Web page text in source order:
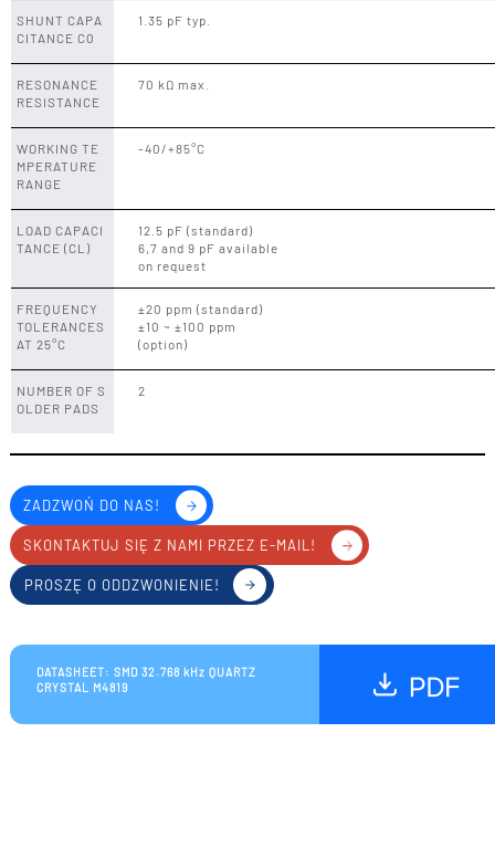
SHUNT CAPA
CITANCE C0
1.35 pF typ.
RESONANCE
RESISTANCE
70 kΩ max.
WORKING TE
MPERATURE
RANGE
-40/+85°C
LOAD CAPACI
TANCE (CL)
12.5 pF (standard)
6,7 and 9 pF available
on request
FREQUENCY
TOLERANCES
AT 25°C
±20 ppm (standard)
±10 ~ ±100 ppm
(option)
NUMBER OF S
OLDER PADS
2
ZADZWOŃ DO NAS!
SKONTAKTUJ SIĘ Z NAMI PRZEZ E-MAIL!
PROSZĘ O ODDZWONIENIE!
DATASHEET: SMD 32.768 kHz QUARTZ
CRYSTAL M4819